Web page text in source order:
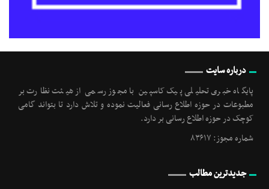
درباره سایت
پایگاه خبری تحلیلی پیک کاسپین با مجوز رسمی از هیئت نظارت بر
مطبوعات در حوزه اطلاع رسانی فعالیت نموده و تلاش دارد تا بتواند گامی
کوچک در حوزه اطلاع رسانی بر دارد.
شماره مجوز: ۸۳۶۱۷
جدیدترین مطالب